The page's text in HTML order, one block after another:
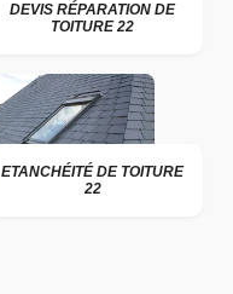
DEVIS RÉPARATION DE
TOITURE 22
ETANCHÉITÉ DE TOITURE
22